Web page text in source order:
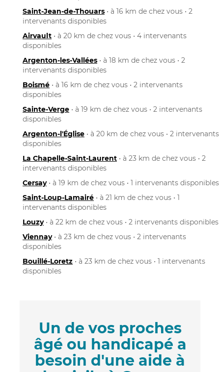
Saint-Jean-de-Thouars • à 16 km de chez vous • 2
intervenants disponibles
Airvault • à 20 km de chez vous • 4 intervenants
disponibles
Argenton-les-Vallées • à 18 km de chez vous • 2
intervenants disponibles
Boismé • à 16 km de chez vous • 2 intervenants
disponibles
Sainte-Verge • à 19 km de chez vous • 2 intervenants
disponibles
Argenton-l'Église • à 20 km de chez vous • 2 intervenants
disponibles
La Chapelle-Saint-Laurent • à 23 km de chez vous • 2
intervenants disponibles
Cersay• à 19 km de chez vous • 1 intervenants disponibles
Saint-Loup-Lamairé • à 21 km de chez vous • 1
intervenants disponibles
Louzy• à 22 km de chez vous • 2 intervenants disponibles
Viennay• à 23 km de chez vous • 2 intervenants
disponibles
Bouillé-Loretz • à 23 km de chez vous • 1 intervenants
disponibles
Un de vos proches
âgé ou handicapé a
besoin d'une aide à